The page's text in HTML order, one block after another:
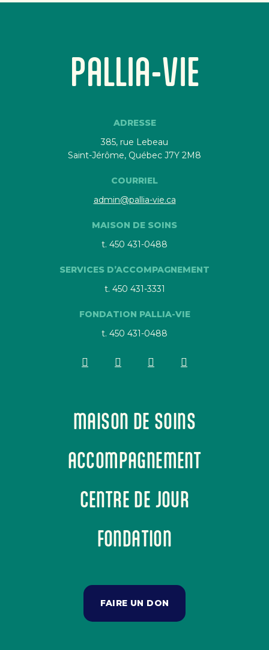
PALLIA-VIE
ADRESSE
385, rue Lebeau
Saint-Jérôme, Québec J7Y 2M8
COURRIEL
admin@pallia-vie.ca
MAISON DE SOINS
t. 450 431-0488
SERVICES D’ACCOMPAGNEMENT
t. 450 431-3331
FONDATION PALLIA-VIE
t. 450 431-0488
MAISON DE SOINS
ACCOMPAGNEMENT
CENTRE DE JOUR
FONDATION
FAIRE UN DON